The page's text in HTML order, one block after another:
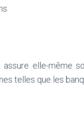
elle-même
telles que les